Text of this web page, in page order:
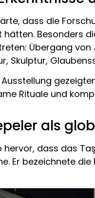
dass die
Besonders
Übergang
Skulptur,
Ausstellung
Rituale und
als
hervor, dass das
Er bezeichnete